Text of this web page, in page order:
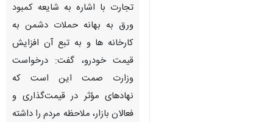
تجارت با اشاره به شایعه کمبود
ورق به بهانه حملات دشمن به
کارخانه ها و به تبع آن افزایش
قیمت خودرو، گفت: درخواست
وزارت صمت این است که
نهادهای مؤثر در قیمت‌گذاری و
فعالان بازار، ملاحظه مردم را داشته